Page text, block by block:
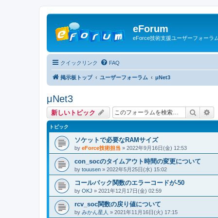
eForum
eForce技術支援ユーザーフォーラ
クイックリンク FAQ
掲示板トップ ユーザーフォーラム μNet3
μNet3
新しいトピック 検索
トピック
ソケットで必要なRAMサイズ
by eForce技術担当 » 2022年9月16日(金) 12:53
con_socのタイムアウト時間の変更について
by touusen » 2022年5月25日(水) 15:02
コールバック関数のエラーコードが-50
by OKJ » 2021年12月17日(金) 02:59
rcv_soc関数の戻り値について
by みかん星人 » 2021年11月16日(火) 17:15